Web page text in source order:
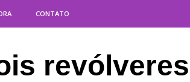
CONTATO
revólveres